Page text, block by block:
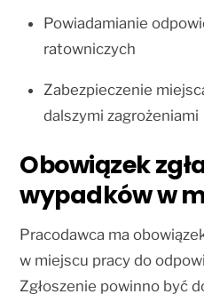
Powiadamianie
ratowniczych
Zabezpieczenie
dalszymi zagrożeniami
Obowiązek
wypadków w
Pracodawca ma
w miejscu pracy do
Zgłoszenie powinno być